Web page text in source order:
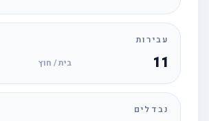
עבירות
11 בית / חוץ
נבדלים